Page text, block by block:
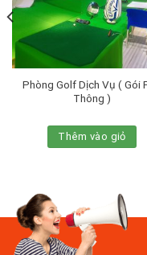
Phòng Golf Dịch Vụ ( Gói
Thông )
Thêm vào giỏ